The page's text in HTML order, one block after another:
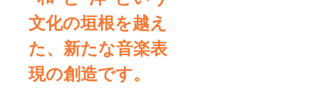
文化の垣根を越え
た、新たな音楽表
現の創造です。